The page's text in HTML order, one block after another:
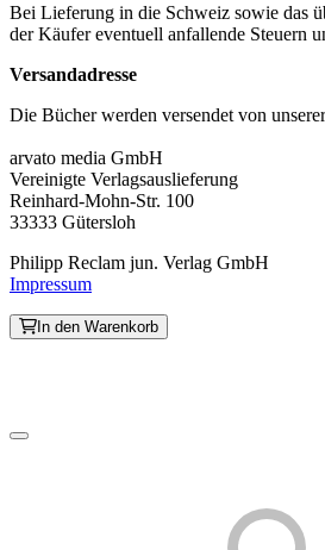
Bei Lieferung in die Schweiz sowie das
der Käufer eventuell anfallende Steuern
Versandadresse
Die Bücher werden versendet von
arvato media GmbH
Vereinigte Verlagsauslieferung
Reinhard-Mohn-Str. 100
33333 Gütersloh
Philipp Reclam jun. Verlag GmbH
Impressum
In den Warenkorb